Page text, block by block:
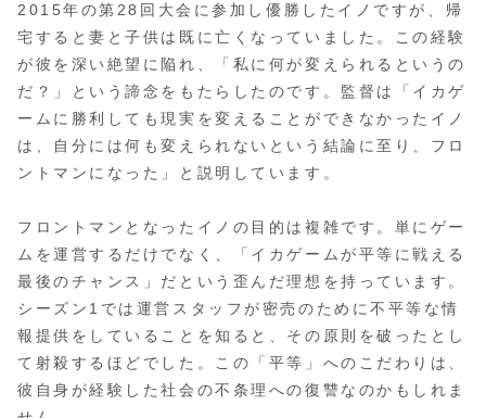
2015年の第28回大会に参加し優勝したイノですが、帰
宅すると妻と子供は既に亡くなっていました。この経験
が彼を深い絶望に陥れ、「私に何が変えられるというの
だ？」という諦念をもたらしたのです。監督は「イカゲ
ームに勝利しても現実を変えることができなかったイノ
は、自分には何も変えられないという結論に至り、フロ
ントマンになった」と説明しています。
フロントマンとなったイノの目的は複雑です。単にゲー
ムを運営するだけでなく、「イカゲームが平等に戦える
最後のチャンス」だという歪んだ理想を持っています。
シーズン1では運営スタッフが密売のために不平等な情
報提供をしていることを知ると、その原則を破ったとし
て射殺するほどでした。この「平等」へのこだわりは、
彼自身が経験した社会の不条理への復讐なのかもしれま